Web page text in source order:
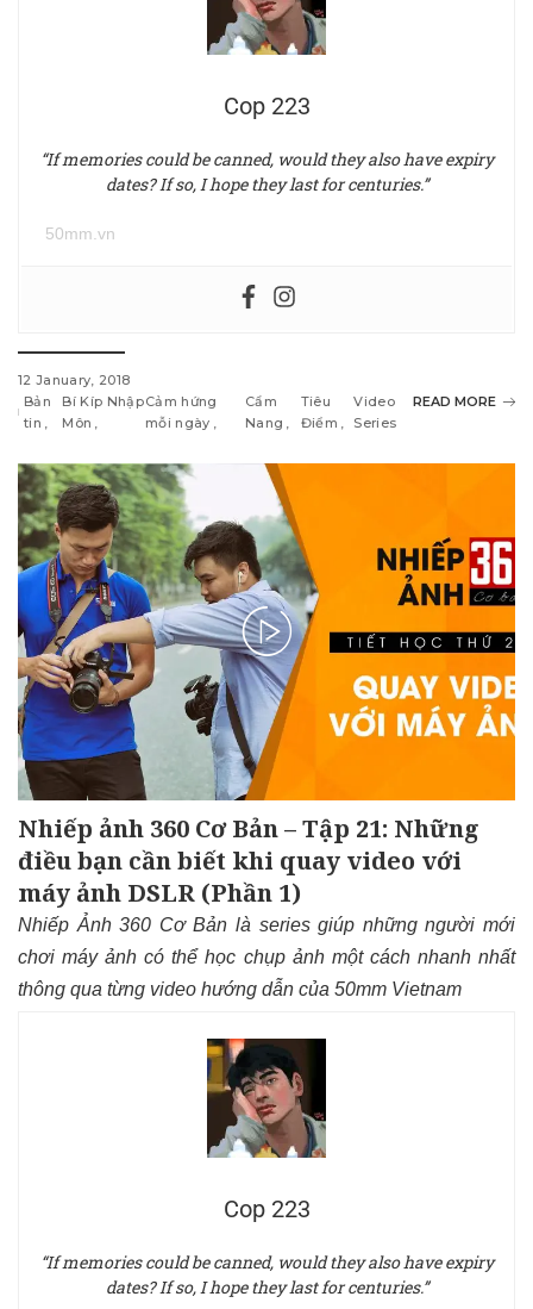
Cop 223
“If memories could be canned, would they also have expiry
dates? If so, I hope they last for centuries.”
50mm.vn
12 January, 2018
Bản
tin
Bí Kíp Nhập
Môn
Cảm hứng
mỗi ngày
Cẩm
Nang
Tiêu
Điểm
Video
Series
READ MORE
Nhiếp ảnh 360 Cơ Bản – Tập 21: Những
điều bạn cần biết khi quay video với
máy ảnh DSLR (Phần 1)
Nhiếp Ảnh 360 Cơ Bản là series giúp những người mới
chơi máy ảnh có thể học chụp ảnh một cách nhanh nhất
thông qua từng video hướng dẫn của 50mm Vietnam
Cop 223
“If memories could be canned, would they also have expiry
dates? If so, I hope they last for centuries.”